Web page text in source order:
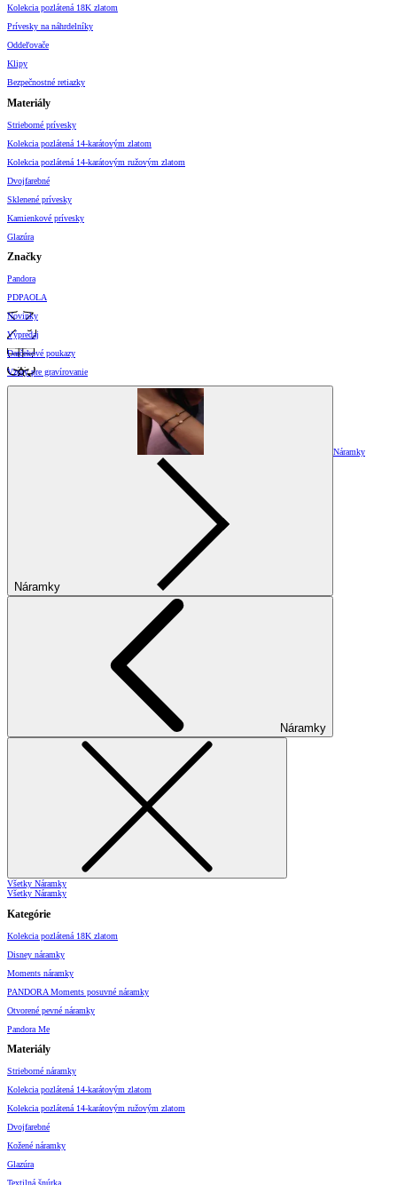
Kolekcia pozlátená 18K zlatom
Prívesky na náhrdelníky
Oddeľovače
Klipy
Bezpečnostné retiazky
Materiály
Strieborné prívesky
Kolekcia pozlátená 14-karátovým zlatom
Kolekcia pozlátená 14-karátovým ružovým zlatom
Dvojfarebné
Sklenené prívesky
Kamienkové prívesky
Glazúra
Značky
Pandora
PDPAOLA
Novinky
Výpredaj
Darčekové poukazy
Vzory pre gravírovanie
Náramky
Náramky
Náramky
Všetky Náramky
Všetky Náramky
Kategórie
Kolekcia pozlátená 18K zlatom
Disney náramky
Moments náramky
PANDORA Moments posuvné náramky
Otvorené pevné náramky
Pandora Me
Materiály
Strieborné náramky
Kolekcia pozlátená 14-karátovým zlatom
Kolekcia pozlátená 14-karátovým ružovým zlatom
Dvojfarebné
Kožené náramky
Glazúra
Textilná šnúrka